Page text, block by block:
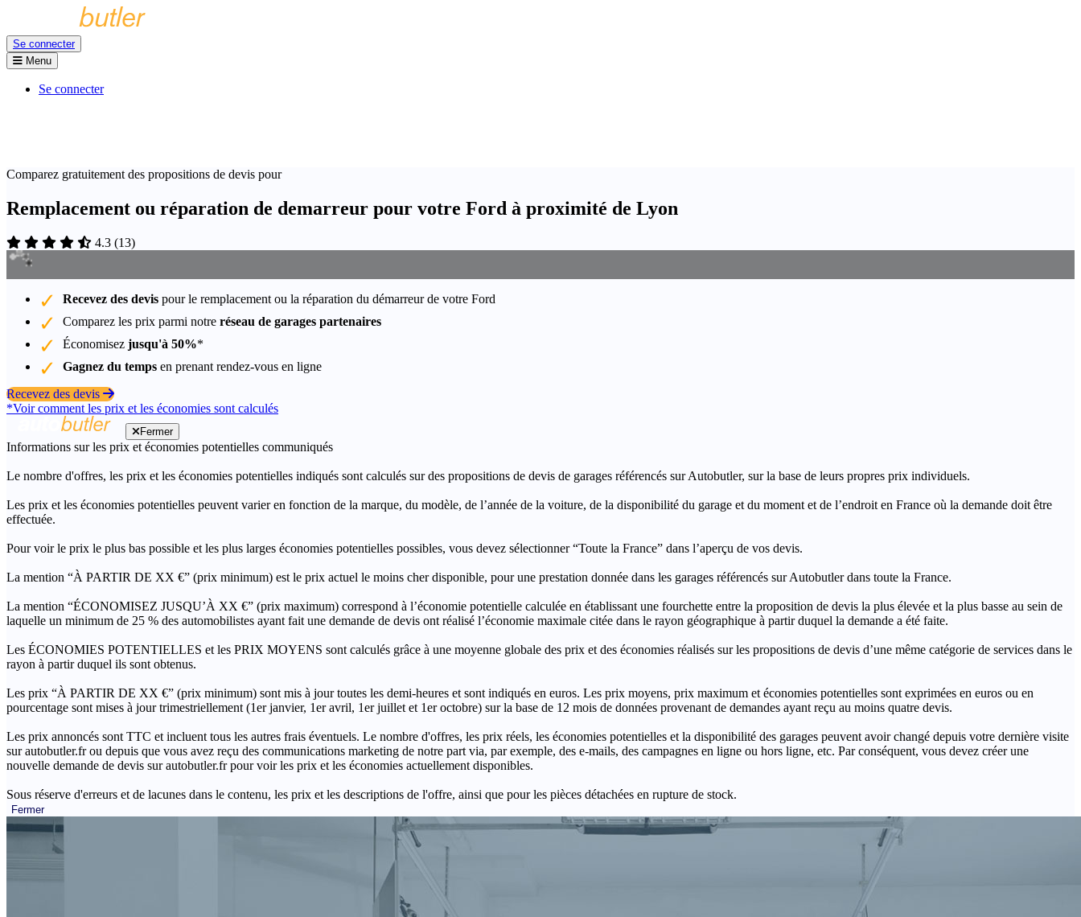
Se connecter
Menu
Se connecter
Comparez gratuitement des propositions de devis pour
Remplacement ou réparation de demarreur pour votre Ford à proximité de Lyon
4.3 (13)
Recevez des devis pour le remplacement ou la réparation du démarreur de votre Ford
Comparez les prix parmi notre réseau de garages partenaires
Économisez jusqu'à 50%*
Gagnez du temps en prenant rendez-vous en ligne
Recevez des devis
*Voir comment les prix et les économies sont calculés
Fermer
Informations sur les prix et économies potentielles communiqués
Le nombre d'offres, les prix et les économies potentielles indiqués sont calculés sur des propositions de devis de garages référencés sur Autobutler, sur la base de leurs propres prix individuels.
Les prix et les économies potentielles peuvent varier en fonction de la marque, du modèle, de l’année de la voiture, de la disponibilité du garage et du moment et de l’endroit en France où la demande doit être
effectuée.
Pour voir le prix le plus bas possible et les plus larges économies potentielles possibles, vous devez sélectionner “Toute la France” dans l’aperçu de vos devis.
La mention “À PARTIR DE XX €” (prix minimum) est le prix actuel le moins cher disponible, pour une prestation donnée dans les garages référencés sur Autobutler dans toute la France.
La mention “ÉCONOMISEZ JUSQU’À XX €” (prix maximum) correspond à l’économie potentielle calculée en établissant une fourchette entre la proposition de devis la plus élevée et la plus basse au sein de
laquelle un minimum de 25 % des automobilistes ayant fait une demande de devis ont réalisé l’économie maximale citée dans le rayon géographique à partir duquel la demande a été faite.
Les ÉCONOMIES POTENTIELLES et les PRIX MOYENS sont calculés grâce à une moyenne globale des prix et des économies réalisés sur les propositions de devis d’une même catégorie de services dans le
rayon à partir duquel ils sont obtenus.
Les prix “À PARTIR DE XX €” (prix minimum) sont mis à jour toutes les demi-heures et sont indiqués en euros. Les prix moyens, prix maximum et économies potentielles sont exprimées en euros ou en
pourcentage sont mises à jour trimestriellement (1er janvier, 1er avril, 1er juillet et 1er octobre) sur la base de 12 mois de données provenant de demandes ayant reçu au moins quatre devis.
Les prix annoncés sont TTC et incluent tous les autres frais éventuels. Le nombre d'offres, les prix réels, les économies potentielles et la disponibilité des garages peuvent avoir changé depuis votre dernière visite
sur autobutler.fr ou depuis que vous avez reçu des communications marketing de notre part via, par exemple, des e-mails, des campagnes en ligne ou hors ligne, etc. Par conséquent, vous devez créer une
nouvelle demande de devis sur autobutler.fr pour voir les prix et les économies actuellement disponibles.
Sous réserve d'erreurs et de lacunes dans le contenu, les prix et les descriptions de l'offre, ainsi que pour les pièces détachées en rupture de stock.
Fermer